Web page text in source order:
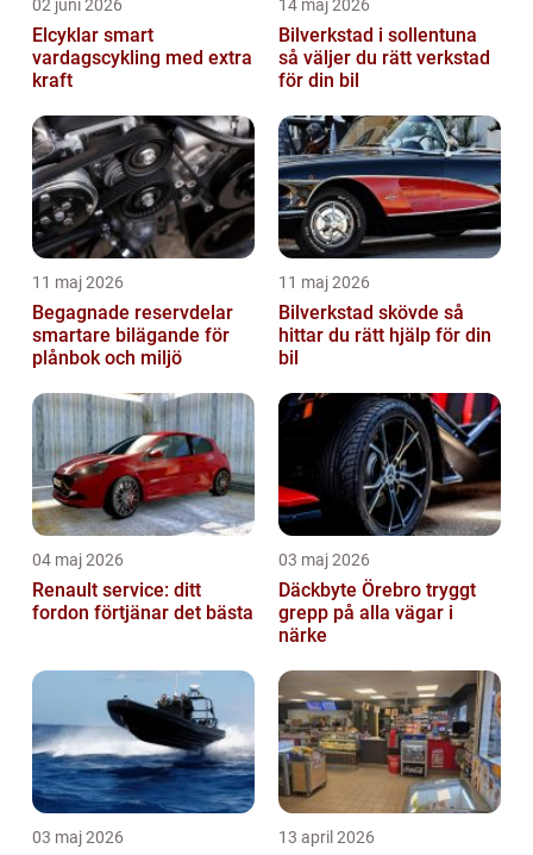
02 juni 2026
Elcyklar smart
vardagscykling med extra
kraft
14 maj 2026
Bilverkstad i sollentuna
så väljer du rätt verkstad
för din bil
11 maj 2026
Begagnade reservdelar
smartare bilägande för
plånbok och miljö
11 maj 2026
Bilverkstad skövde så
hittar du rätt hjälp för din
bil
04 maj 2026
Renault service: ditt
fordon förtjänar det bästa
03 maj 2026
Däckbyte Örebro tryggt
grepp på alla vägar i
närke
03 maj 2026 13 april 2026